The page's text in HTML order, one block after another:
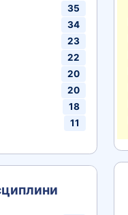
35
34
23
22
20
20
18
11